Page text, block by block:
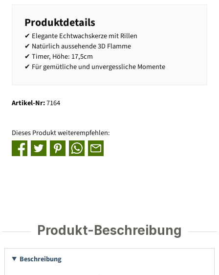
Produktdetails
✔ Elegante Echtwachskerze mit Rillen
✔ Natürlich aussehende 3D Flamme
✔ Timer, Höhe: 17,5cm
✔ Für gemütliche und unvergessliche Momente
Artikel-Nr:7164
Dieses Produkt weiterempfehlen:
Produkt-Beschreibung
Beschreibung